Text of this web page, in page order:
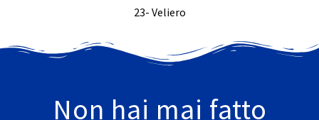
23- Veliero
Non hai mai fatto